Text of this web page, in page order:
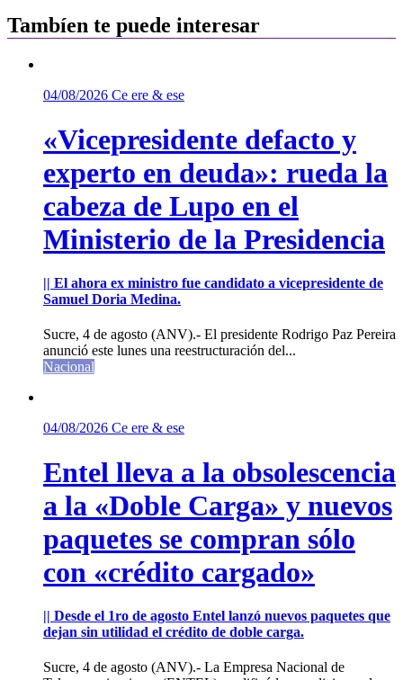
Tambíen te puede interesar
04/08/2026 Ce ere & ese
«Vicepresidente defacto y
experto en deuda»: rueda la
cabeza de Lupo en el
Ministerio de la Presidencia
|| El ahora ex ministro fue candidato a vicepresidente de
Samuel Doria Medina.
Sucre, 4 de agosto (ANV).- El presidente Rodrigo Paz Pereira
anunció este lunes una reestructuración del...
Nacional
04/08/2026 Ce ere & ese
Entel lleva a la obsolescencia
a la «Doble Carga» y nuevos
paquetes se compran sólo
con «crédito cargado»
|| Desde el 1ro de agosto Entel lanzó nuevos paquetes que
dejan sin utilidad el crédito de doble carga.
Sucre, 4 de agosto (ANV).- La Empresa Nacional de